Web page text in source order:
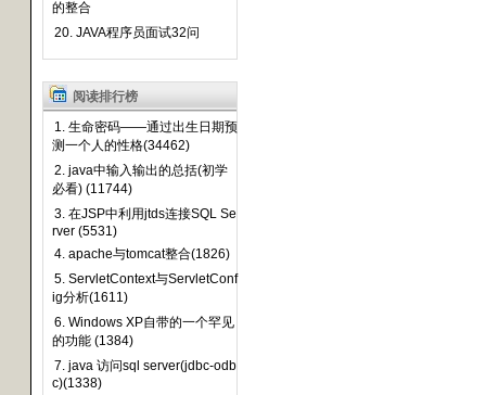
的整合
20. JAVA程序员面试32问
阅读排行榜
1. 生命密码——通过出生日期预
测一个人的性格(34462)
2. java中输入输出的总括(初学
必看) (11744)
3. 在JSP中利用jtds连接SQL Se
rver (5531)
4. apache与tomcat整合(1826)
5. ServletContext与ServletConf
ig分析(1611)
6. Windows XP自带的一个罕见
的功能 (1384)
7. java 访问sql server(jdbc-odb
c)(1338)